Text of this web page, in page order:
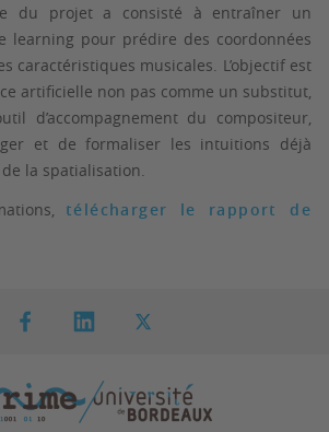
du projet a consisté à entraîner un
learning pour prédire des coordonnées
caractéristiques musicales. L’objectif est
artificielle non pas comme un substitut,
d’accompagnement du compositeur,
et de formaliser les intuitions déjà
la spatialisation.
télécharger le rapport de